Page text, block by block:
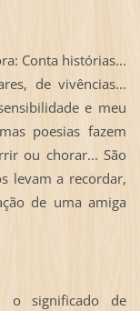
Conta histórias...
de vivências...
e meu
poesias fazem
ou chorar... São
levam a recordar,
de uma amiga
o significado de